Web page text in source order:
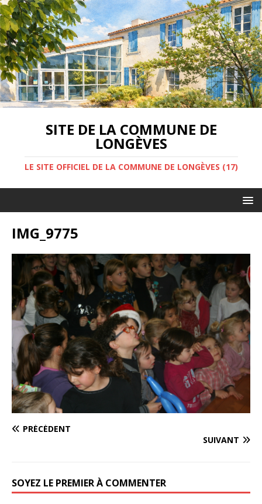
SITE DE LA COMMUNE DE
LONGÈVES
LE SITE OFFICIEL DE LA COMMUNE DE LONGÈVES (17)
IMG_9775
PRÉCÉDENT
SUIVANT
SOYEZ LE PREMIER À COMMENTER